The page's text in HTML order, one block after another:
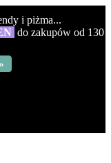
i piżma...
do zakupów od 130